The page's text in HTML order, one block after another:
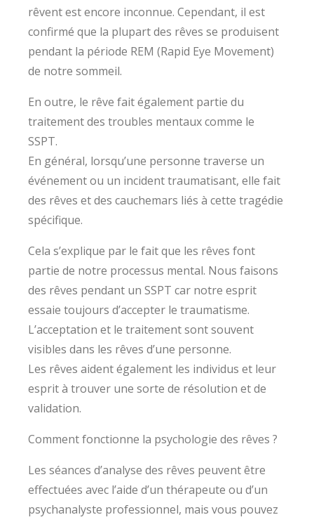
rêvent est encore inconnue. Cependant, il est
confirmé que la plupart des rêves se produisent
pendant la période REM (Rapid Eye Movement)
de notre sommeil.
En outre, le rêve fait également partie du
traitement des troubles mentaux comme le
SSPT.
En général, lorsqu’une personne traverse un
événement ou un incident traumatisant, elle fait
des rêves et des cauchemars liés à cette tragédie
spécifique.
Cela s’explique par le fait que les rêves font
partie de notre processus mental. Nous faisons
des rêves pendant un SSPT car notre esprit
essaie toujours d’accepter le traumatisme.
L’acceptation et le traitement sont souvent
visibles dans les rêves d’une personne.
Les rêves aident également les individus et leur
esprit à trouver une sorte de résolution et de
validation.
Comment fonctionne la psychologie des rêves ?
Les séances d’analyse des rêves peuvent être
effectuées avec l’aide d’un thérapeute ou d’un
psychanalyste professionnel, mais vous pouvez